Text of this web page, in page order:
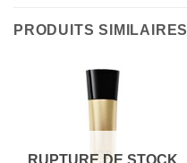
PRODUITS SIMILAIRES
RUPTURE DE STOCK